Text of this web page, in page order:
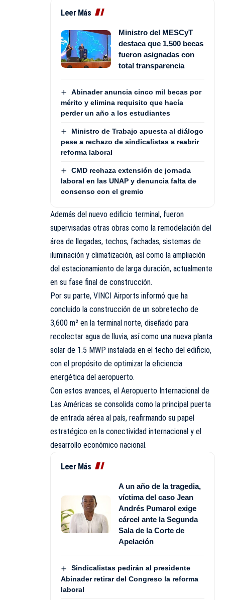
Leer Más
Ministro del MESCyT
destaca que 1,500 becas
fueron asignadas con
total transparencia
Abinader anuncia cinco mil becas por
mérito y elimina requisito que hacía
perder un año a los estudiantes
Ministro de Trabajo apuesta al diálogo
pese a rechazo de sindicalistas a reabrir
reforma laboral
CMD rechaza extensión de jornada
laboral en las UNAP y denuncia falta de
consenso con el gremio
Además del nuevo edificio terminal, fueron
supervisadas otras obras como la remodelación del
área de llegadas, techos, fachadas, sistemas de
iluminación y climatización, así como la ampliación
del estacionamiento de larga duración, actualmente
en su fase final de construcción.
Por su parte, VINCI Airports informó que ha
concluido la construcción de un sobretecho de
3,600 m² en la terminal norte, diseñado para
recolectar agua de lluvia, así como una nueva planta
solar de 1.5 MWP instalada en el techo del edificio,
con el propósito de optimizar la eficiencia
energética del aeropuerto.
Con estos avances, el Aeropuerto Internacional de
Las Américas se consolida como la principal puerta
de entrada aérea al país, reafirmando su papel
estratégico en la conectividad internacional y el
desarrollo económico nacional.
Leer Más
A un año de la tragedia,
víctima del caso Jean
Andrés Pumarol exige
cárcel ante la Segunda
Sala de la Corte de
Apelación
Sindicalistas pedirán al presidente
Abinader retirar del Congreso la reforma
laboral